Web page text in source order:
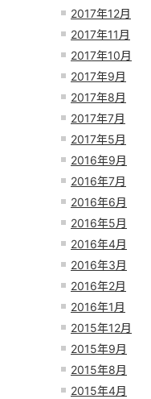
2017年12月
2017年11月
2017年10月
2017年9月
2017年8月
2017年7月
2017年5月
2016年9月
2016年7月
2016年6月
2016年5月
2016年4月
2016年3月
2016年2月
2016年1月
2015年12月
2015年9月
2015年8月
2015年4月